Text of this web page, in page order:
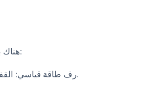
هناك بعض الأنواع الشائعة من رفوف الطاقة التي يجب وضعها في الاعتبار:
- رف طاقة قياسي: القفص التقليدي المغلق الموصوف أعلاه. يوفر محطة رفع قوية وواقية.